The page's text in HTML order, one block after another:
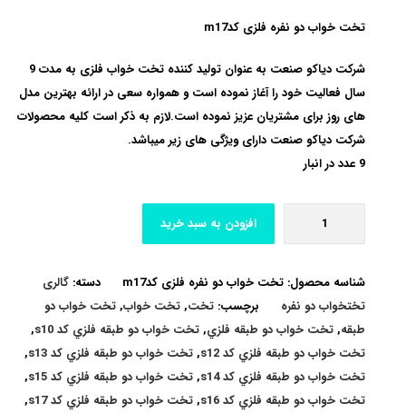
تخت خواب دو نفره فلزی کدm17
شرکت دیاکو صنعت به عنوان تولید کننده تخت خواب فلزی به مدت 9
سال فعالیت خود را آغاز نموده است و همواره سعی در ارائه بهترین مدل
های روز برای مشتریان عزیز نموده است.لازم به ذکر است کلیه محصولات
شرکت دیاکو صنعت دارای ویژگی های زیر میباشد.
9 عدد در انبار
افزودن به سبد خرید
شناسه محصول: تخت خواب دو نفره فلزی کدm17 دسته: گالری
تختخواب دو نفره
برچسب: تخت,تخت خواب,تخت خواب دو
طبقه,تخت خواب دو طبقه فلزي,تخت خواب دو طبقه فلزي کد s10
,
تخت خواب دو طبقه فلزي کد s12
,تخت خواب دو طبقه فلزي کد s13
,
تخت خواب دو طبقه فلزي کد s14
,تخت خواب دو طبقه فلزي کد s15
,
تخت خواب دو طبقه فلزي کد s16
,تخت خواب دو طبقه فلزي کد s17
,